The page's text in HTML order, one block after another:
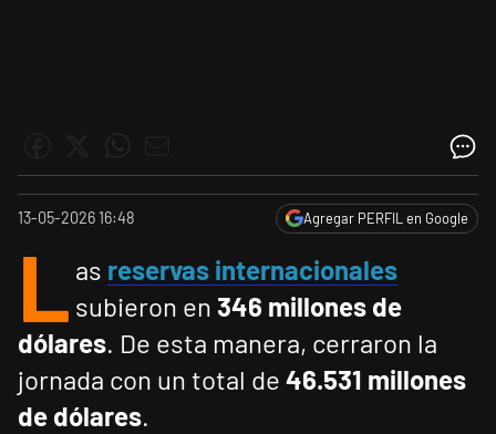
13-05-2026 16:48 Agregar PERFIL en Google
L as reservas internacionales
subieron en 346 millones de
dólares. De esta manera, cerraron la
jornada con un total de 46.531 millones
de dólares.